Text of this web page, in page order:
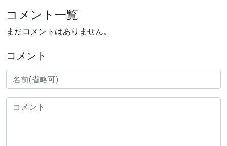
コメント一覧
まだコメントはありません。
コメント